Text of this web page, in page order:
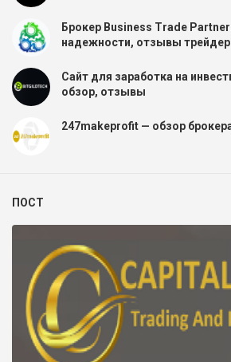
Брокер Business Trade
надежности, отзывы
Сайт для заработка на
обзор, отзывы
247makeprofit — обзор
ПОСТ